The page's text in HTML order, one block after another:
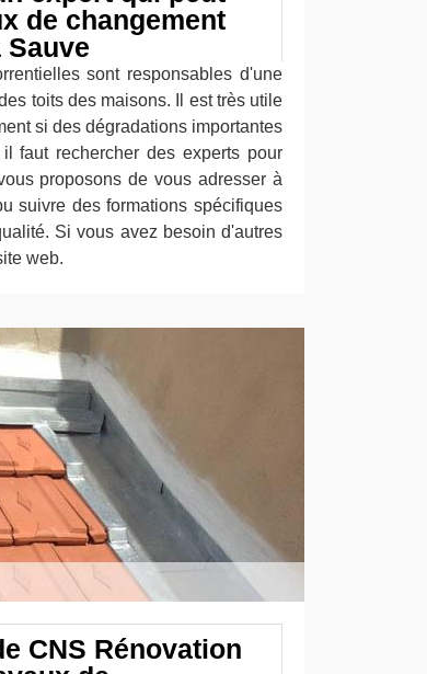
de changement
sont responsables d'une
toits des maisons. Il est très utile
si des dégradations importantes
faut rechercher des experts pour
proposons de vous adresser à
suivre des formations spécifiques
Si vous avez besoin d'autres
web.
CNS Rénovation